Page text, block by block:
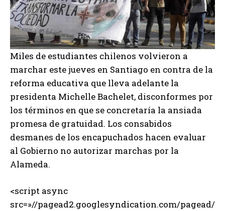
Miles de estudiantes chilenos volvieron a
marchar este jueves en Santiago en contra de la
reforma educativa que lleva adelante la
presidenta Michelle Bachelet, disconformes por
los términos en que se concretaría la ansiada
promesa de gratuidad. Los consabidos
desmanes de los encapuchados hacen evaluar
al Gobierno no autorizar marchas por la
Alameda.
<script async
src=»//pagead2.googlesyndication.com/pagead/